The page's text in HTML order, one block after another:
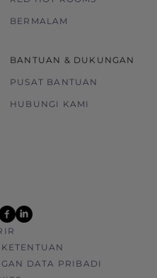
BERMALAM
BANTUAN & DUKUNGAN
PUSAT BANTUAN
HUBUNGI KAMI
facebook
linkedin
DATA PRIBADI